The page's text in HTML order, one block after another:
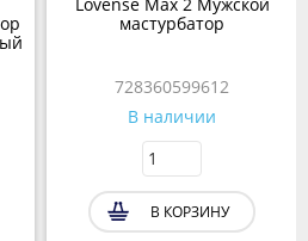
Lovense Max 2 Мужской
728360599612
В наличии